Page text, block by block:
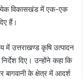
विकासखंड में एक-एक
हैं।
में उत्तराखण्ड कृषि उत्पादन
दिए। उन्होंने कहा कि
के क्षेत्र में आदर्श